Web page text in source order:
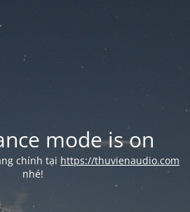
mode is on
chính tại https://thuvienaudio.com
nhé!